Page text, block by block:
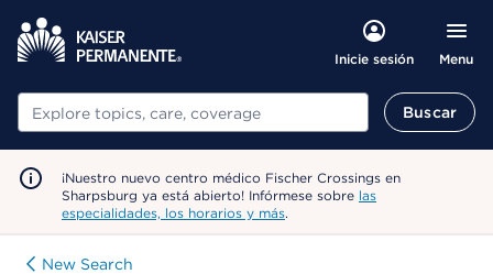
Inicie sesión Menu
Buscar Buscar
¡Nuestro nuevo centro médico Fischer Crossings en
Sharpsburg ya está abierto! Infórmese sobre las
especialidades, los horarios y más.
New Search